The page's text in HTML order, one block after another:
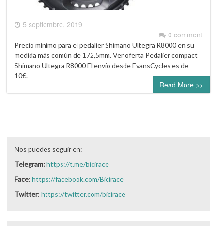
5 septiembre, 2019
0 comment
Precio mínimo para el pedalier Shimano Ultegra R8000 en su
medida más común de 172,5mm. Ver oferta Pedalier compact
Shimano Ultegra R8000 El envío desde EvansCycles es de
10€.
Read More >>
Nos puedes seguir en:
Telegram:https://t.me/bicirace
Face: https://facebook.com/Bicirace
Twitter: https://twitter.com/bicirace